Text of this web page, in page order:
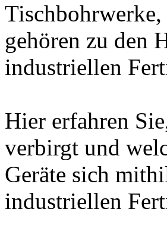
gehören zu den
industriellen
Hier erfahren
verbirgt und
Geräte sich
industriellen